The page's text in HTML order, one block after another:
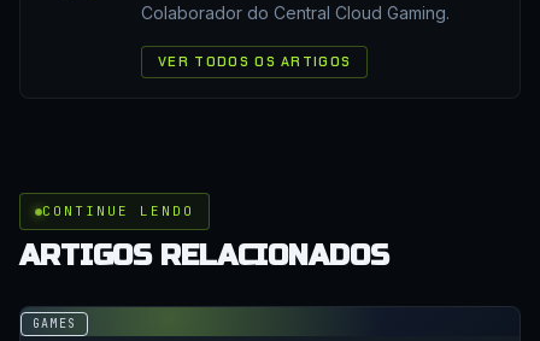
Colaborador do Central Cloud Gaming.
VER TODOS OS ARTIGOS
CONTINUE LENDO
ARTIGOS RELACIONADOS
GAMES